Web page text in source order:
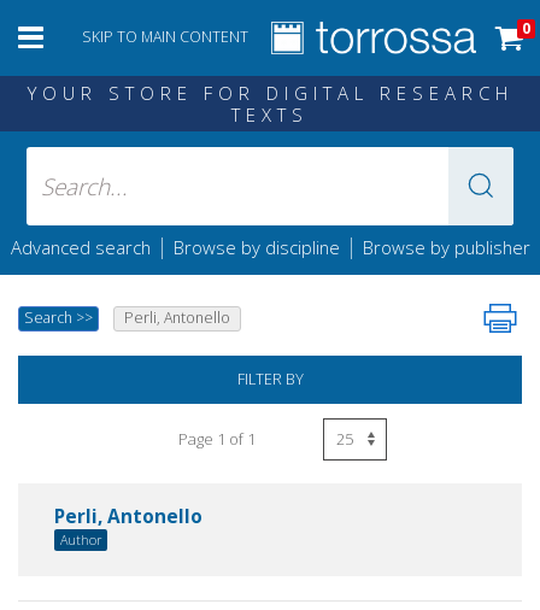
SKIP TO MAIN CONTENT 0
YOUR STORE FOR DIGITAL RESEARCH
TEXTS
Advanced search | Browse by discipline | Browse by publisher
Search >> Perli, Antonello
FILTER BY
Page 1 of 1
Perli, Antonello
Author